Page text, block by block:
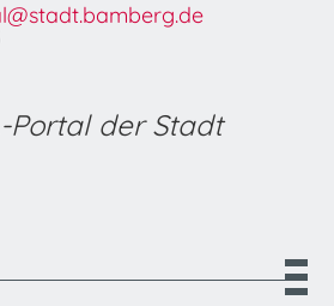
Portal der Stadt